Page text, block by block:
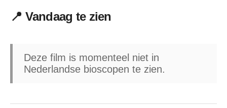
📍 Vandaag te zien
Deze film is momenteel niet in
Nederlandse bioscopen te zien.